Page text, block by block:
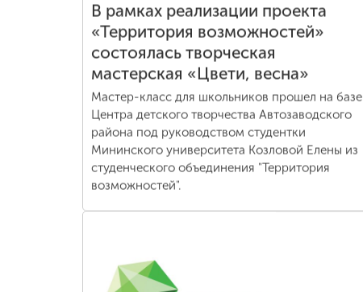
В рамках реализации проекта
«Территория возможностей»
состоялась творческая
мастерская «Цвети, весна»
Мастер-класс для школьников прошел на базе
Центра детского творчества Автозаводского
района под руководством студентки
Мининского университета Козловой Елены из
студенческого объединения "Территория
возможностей".